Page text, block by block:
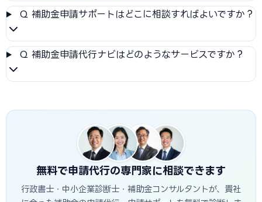
Q 補助金申請サポートはどこに相談すればよいですか？
Q 補助金申請代行ナビはどのようなサービスですか？
無料で申請代行の専門家に相談できます
行政書士・中小企業診断士・補助金コンサルタントが、貴社